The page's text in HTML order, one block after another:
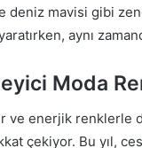
deniz mavisi gibi
aynı
Moda
ve enerjik renklerle
çekiyor. Bu yıl,